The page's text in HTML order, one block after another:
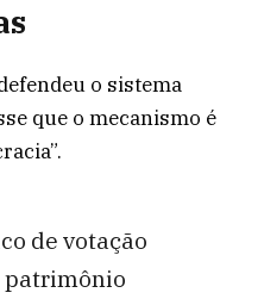
o sistema
que o mecanismo é
de votação